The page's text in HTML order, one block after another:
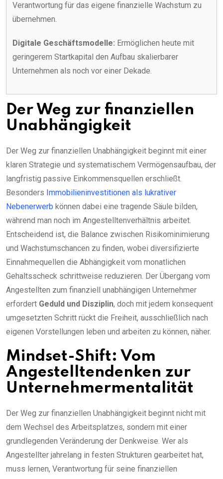
Verantwortung für das eigene finanzielle Wachstum zu
übernehmen.
Digitale Geschäftsmodelle: Ermöglichen heute mit
geringerem Startkapital den Aufbau skalierbarer
Unternehmen als noch vor einer Dekade.
Der Weg zur finanziellen
Unabhängigkeit
Der Weg zur finanziellen Unabhängigkeit beginnt mit einer
klaren Strategie und systematischem Vermögensaufbau, der
langfristig passive Einkommensquellen erschließt.
Besonders Immobilieninvestitionen als lukrativer
Nebenerwerb können dabei eine tragende Säule bilden,
während man noch im Angestelltenverhältnis arbeitet.
Entscheidend ist, die Balance zwischen Risikominimierung
und Wachstumschancen zu finden, wobei diversifizierte
Einnahmequellen die Abhängigkeit vom monatlichen
Gehaltsscheck schrittweise reduzieren. Der Übergang vom
Angestellten zum finanziell unabhängigen Unternehmer
erfordert Geduld und Disziplin, doch mit jedem konsequent
umgesetzten Schritt rückt die Freiheit, ausschließlich nach
eigenen Vorstellungen leben und arbeiten zu können, näher.
Mindset-Shift: Vom
Angestelltendenken zur
Unternehmermentalität
Der Weg zur finanziellen Unabhängigkeit beginnt nicht mit
dem Wechsel des Arbeitsplatzes, sondern mit einer
grundlegenden Veränderung der Denkweise. Wer als
Angestellter jahrelang in festen Strukturen gearbeitet hat,
muss lernen, Verantwortung für seine finanziellen